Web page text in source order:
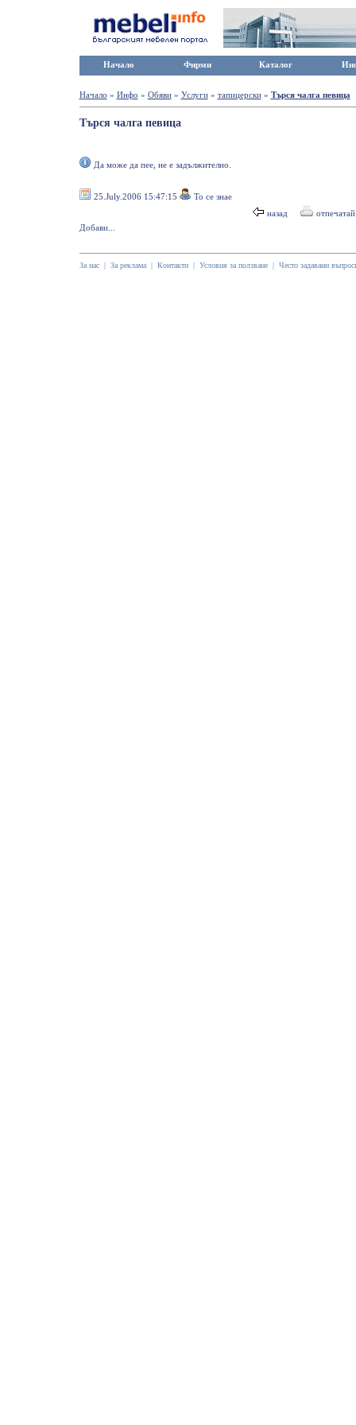
Начало Фирми Каталог
Начало » Инфо » Обяви» Услуги» тапицерски» Търся чалга певица
Търся чалга певица
Да може да пее, не е задължително.
25.July.2006 15:47:15
То се знае
назад
отпечатай
Добави...
За нас| За реклама| Контакти| Условия за ползване| Често задавани